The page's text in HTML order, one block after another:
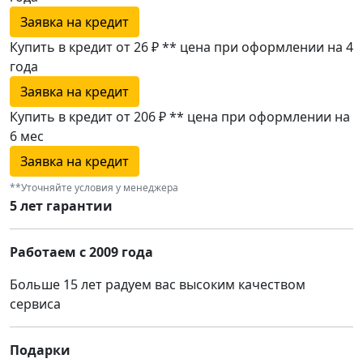
Заявка на кредит
Купить в кредит от 26 ₽** цена при оформлении на 4
года
Заявка на кредит
Купить в кредит от 206 ₽** цена при оформлении на
6 мес
Заявка на кредит
**Уточняйте условия у менеджера
5 лет гарантии
Работаем с 2009 года
Больше 15 лет радуем вас высоким качеством
сервиса
Подарки